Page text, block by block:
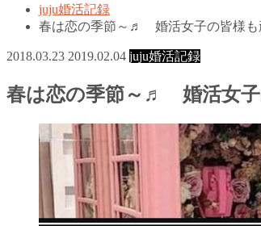
juju婚活記録
春は恋の季節～♬ 婚活女子の皆様も
2018.03.23 2019.02.04 juju婚活記録
春は恋の季節～♬ 婚活女子